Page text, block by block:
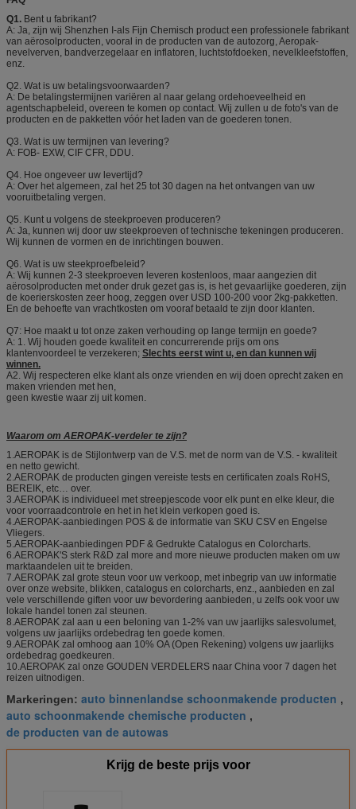
Q1. Bent u fabrikant?
A: Ja, zijn wij Shenzhen I-als Fijn Chemisch product een professionele fabrikant
van aërosolproducten, vooral in de producten van de autozorg, Aeropak-
nevelverven, bandverzegelaar en inflatoren, luchtstofdoeken, nevelkleefstoffen,
enz.
Q2. Wat is uw betalingsvoorwaarden?
A: De betalingstermijnen variëren al naar gelang ordehoeveelheid en
agentschapbeleid, overeen te komen op contact. Wij zullen u de foto's van de
producten en de pakketten vóór het laden van de goederen tonen.
Q3. Wat is uw termijnen van levering?
A: FOB- EXW, CIF CFR, DDU.
Q4. Hoe ongeveer uw levertijd?
A: Over het algemeen, zal het 25 tot 30 dagen na het ontvangen van uw
vooruitbetaling vergen.
Q5. Kunt u volgens de steekproeven produceren?
A: Ja, kunnen wij door uw steekproeven of technische tekeningen produceren.
Wij kunnen de vormen en de inrichtingen bouwen.
Q6. Wat is uw steekproefbeleid?
A: Wij kunnen 2-3 steekproeven leveren kostenloos, maar aangezien dit
aërosolproducten met onder druk gezet gas is, is het gevaarlijke goederen, zijn
de koerierskosten zeer hoog, zeggen over USD 100-200 voor 2kg-pakketten.
En de behoefte van vrachtkosten om vooraf betaald te zijn door klanten.
Q7: Hoe maakt u tot onze zaken verhouding op lange termijn en goede?
A: 1. Wij houden goede kwaliteit en concurrerende prijs om ons
klantenvoordeel te verzekeren; Slechts eerst wint u, en dan kunnen wij
winnen.
A2. Wij respecteren elke klant als onze vrienden en wij doen oprecht zaken en
maken vrienden met hen,
geen kwestie waar zij uit komen.
Waarom om AEROPAK-verdeler te zijn?
1.AEROPAK is de Stijlontwerp van de V.S. met de norm van de V.S. - kwaliteit
en netto gewicht.
2.AEROPAK de producten gingen vereiste tests en certificaten zoals RoHS,
BEREIK, etc… over.
3.AEROPAK is individueel met streepjescode voor elk punt en elke kleur, die
voor voorraadcontrole en het in het klein verkopen goed is.
4.AEROPAK-aanbiedingen POS & de informatie van SKU CSV en Engelse
Vliegers.
5.AEROPAK-aanbiedingen PDF & Gedrukte Catalogus en Colorcharts.
6.AEROPAK'S sterk R&D zal more and more nieuwe producten maken om uw
marktaandelen uit te breiden.
7.AEROPAK zal grote steun voor uw verkoop, met inbegrip van uw informatie
over onze website, blikken, catalogus en colorcharts, enz., aanbieden en zal
vele verschillende giften voor uw bevordering aanbieden, u zelfs ook voor uw
lokale handel tonen zal steunen.
8.AEROPAK zal aan u een beloning van 1-2% van uw jaarlijks salesvolumet,
volgens uw jaarlijks ordebedrag ten goede komen.
9.AEROPAK zal omhoog aan 10% OA (Open Rekening) volgens uw jaarlijks
ordebedrag goedkeuren.
10.AEROPAK zal onze GOUDEN VERDELERS naar China voor 7 dagen het
reizen uitnodigen.
Markeringen: auto binnenlandse schoonmakende producten ,
auto schoonmakende chemische producten ,
de producten van de autowas
Krijg de beste prijs voor